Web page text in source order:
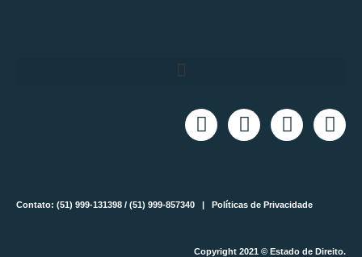
Contato: (51) 999-131398 / (51) 999-857340 | Políticas de Privacidade
Copyright 2021 © Estado de Direito.